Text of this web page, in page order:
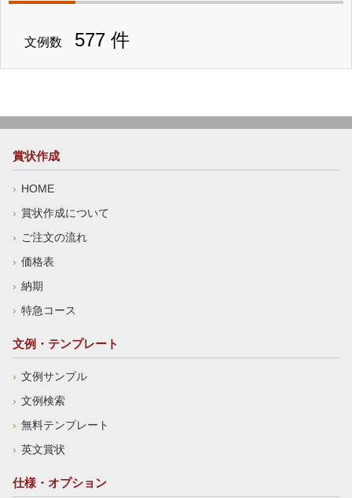
文例数 577 件
賞状作成
HOME
賞状作成について
ご注文の流れ
価格表
納期
特急コース
文例・テンプレート
文例サンプル
文例検索
無料テンプレート
英文賞状
仕様・オプション